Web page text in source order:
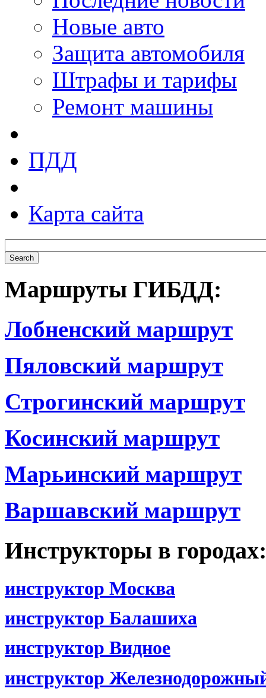
Новые авто
Защита автомобиля
Штрафы и тарифы
Ремонт машины
ПДД
Карта сайта
Маршруты ГИБДД:
Лобненский маршрут
Пяловский маршрут
Строгинский маршрут
Косинский маршрут
Марьинский маршрут
Варшавский маршрут
Инструкторы в городах:
инструктор Москва
инструктор Балашиха
инструктор Видное
инструктор